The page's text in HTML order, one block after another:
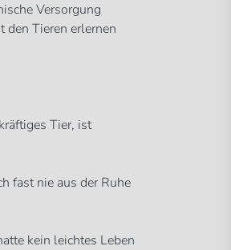
Versorgung
den Tieren erlernen
Tier, ist
fast nie aus der Ruhe
kein leichtes Leben